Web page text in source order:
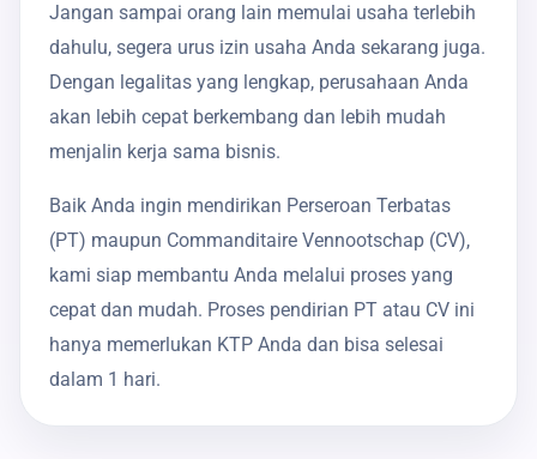
Jangan sampai orang lain memulai usaha terlebih
dahulu, segera urus izin usaha Anda sekarang juga.
Dengan legalitas yang lengkap, perusahaan Anda
akan lebih cepat berkembang dan lebih mudah
menjalin kerja sama bisnis.
Baik Anda ingin mendirikan Perseroan Terbatas
(PT) maupun Commanditaire Vennootschap (CV),
kami siap membantu Anda melalui proses yang
cepat dan mudah. Proses pendirian PT atau CV ini
hanya memerlukan KTP Anda dan bisa selesai
dalam 1 hari.